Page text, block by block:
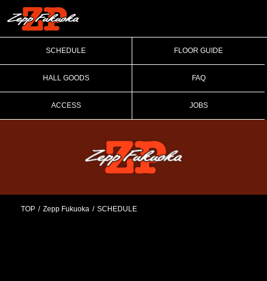
SCHEDULE FLOOR GUIDE
HALL GOODS FAQ
ACCESS JOBS
TOP Zepp Fukuoka SCHEDULE